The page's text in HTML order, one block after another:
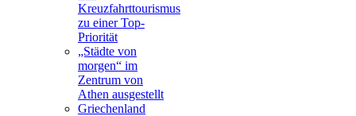
Kreuzfahrttourismus
zu einer Top-
Priorität
„Städte von
morgen“ im
Zentrum von
Athen ausgestellt
Griechenland